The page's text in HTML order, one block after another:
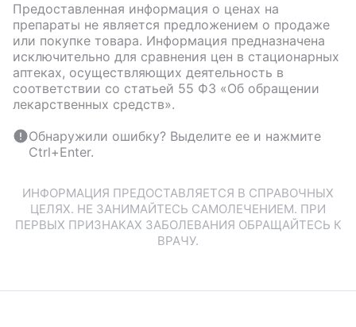
Предоставленная информация о ценах на
препараты не является предложением о продаже
или покупке товара. Информация предназначена
исключительно для сравнения цен в стационарных
аптеках, осуществляющих деятельность в
соответствии со статьей 55 ФЗ «Об обращении
лекарственных средств».
Обнаружили ошибку? Выделите ее и нажмите
Ctrl+Enter.
ИНФОРМАЦИЯ ПРЕДОСТАВЛЯЕТСЯ В СПРАВОЧНЫХ
ЦЕЛЯХ. НЕ ЗАНИМАЙТЕСЬ САМОЛЕЧЕНИЕМ. ПРИ
ПЕРВЫХ ПРИЗНАКАХ ЗАБОЛЕВАНИЯ ОБРАЩАЙТЕСЬ К
ВРАЧУ.